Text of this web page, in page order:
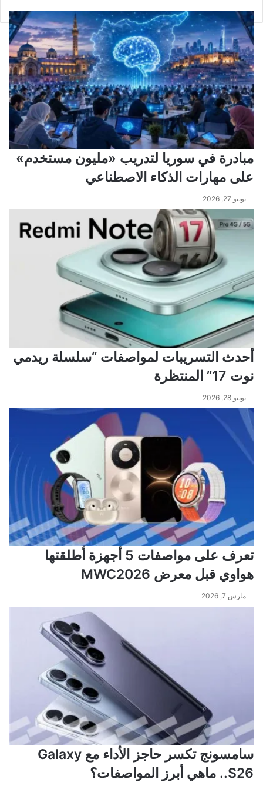
مبادرة في سوريا لتدريب «مليون مستخدم»
على مهارات الذكاء الاصطناعي
يونيو 27, 2026
أحدث التسريبات لمواصفات “سلسلة ريدمي
نوت 17” المنتظرة
يونيو 28, 2026
تعرف على مواصفات 5 أجهزة أطلقتها
هواوي قبل معرض MWC2026
مارس 7, 2026
سامسونج تكسر حاجز الأداء مع Galaxy
S26.. ماهي أبرز المواصفات؟